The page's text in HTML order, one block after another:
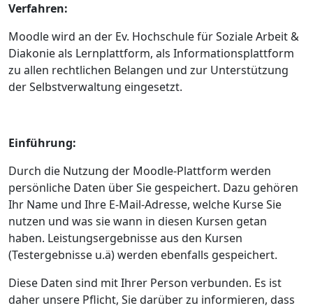
Verfahren:
Moodle wird an der Ev. Hochschule für Soziale Arbeit &
Diakonie als Lernplattform, als Informationsplattform
zu allen rechtlichen Belangen und zur Unterstützung
der Selbstverwaltung eingesetzt.
Einführung:
Durch die Nutzung der Moodle-Plattform werden
persönliche Daten über Sie gespeichert. Dazu gehören
Ihr Name und Ihre E-Mail-Adresse, welche Kurse Sie
nutzen und was sie wann in diesen Kursen getan
haben. Leistungsergebnisse aus den Kursen
(Testergebnisse u.ä) werden ebenfalls gespeichert.
Diese Daten sind mit Ihrer Person verbunden. Es ist
daher unsere Pflicht, Sie darüber zu informieren, dass